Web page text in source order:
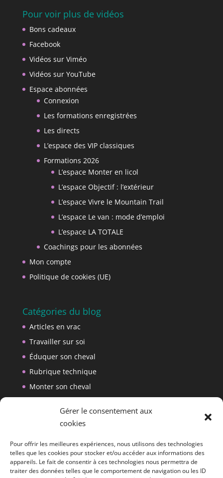
Gérer le consentement aux
cookies
Pour offrir les meilleures expériences, nous utilisons des technologies
telles que les cookies pour stocker et/ou accéder aux informations des
appareils. Le fait de consentir à ces technologies nous permettra de
traiter des données telles que le comportement de navigation ou les ID
Pour voir plus de vidéos
Bons cadeaux
Facebook
Vidéos sur Viméo
Vidéos sur YouTube
Espace abonnées
Connexion
Les formations enregistrées
Les directs
L’espace des VIP classiques
Formations 2026
L’espace Monter en licol
L’espace Objectif : l’extérieur
L’espace Vivre le Mountain Trail
L’espace Le van : mode d’emploi
L’espace LA TOTALE
Coachings pour les abonnées
Mon compte
Politique de cookies (UE)
Catégories du blog
Articles en vrac
Travailler sur soi
Éduquer son cheval
Rubrique technique
Monter son cheval
par e-mail.
Saisis ton adresse e-mail pour t'abonner à ce blog et
recevoir une notification de chaque nouvel article